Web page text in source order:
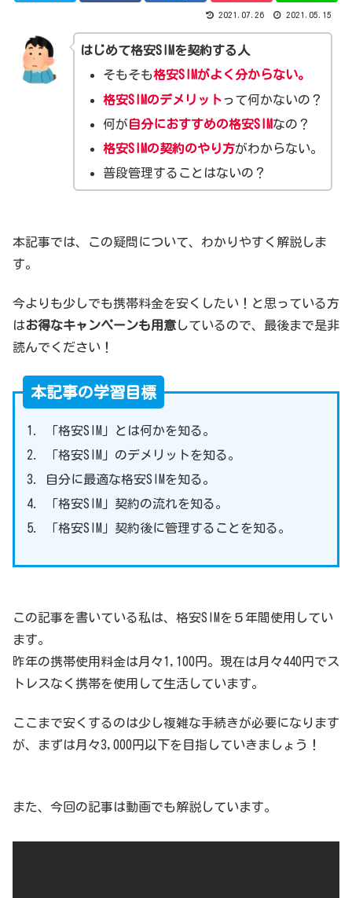
2021.07.26 2021.05.15
はじめて格安SIMを契約する人
そもそも格安SIMがよく分からない。
格安SIMのデメリットって何かないの？
何が自分におすすめの格安SIMなの？
格安SIMの契約のやり方がわからない。
普段管理することはないの？
本記事では、この疑問について、わかりやすく解説しま
す。
今よりも少しでも携帯料金を安くしたい！と思っている方
はお得なキャンペーンも用意しているので、最後まで是非
読んでください！
本記事の学習目標
「格安SIM」とは何かを知る。
「格安SIM」のデメリットを知る。
自分に最適な格安SIMを知る。
「格安SIM」契約の流れを知る。
「格安SIM」契約後に管理することを知る。
この記事を書いている私は、格安SIMを５年間使用してい
ます。
昨年の携帯使用料金は月々1,100円。現在は月々440円でス
トレスなく携帯を使用して生活しています。
ここまで安くするのは少し複雑な手続きが必要になります
が、まずは月々3,000円以下を目指していきましょう！
また、今回の記事は動画でも解説しています。